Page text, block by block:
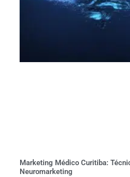
Marketing Médico Curitiba:
Neuromarketing